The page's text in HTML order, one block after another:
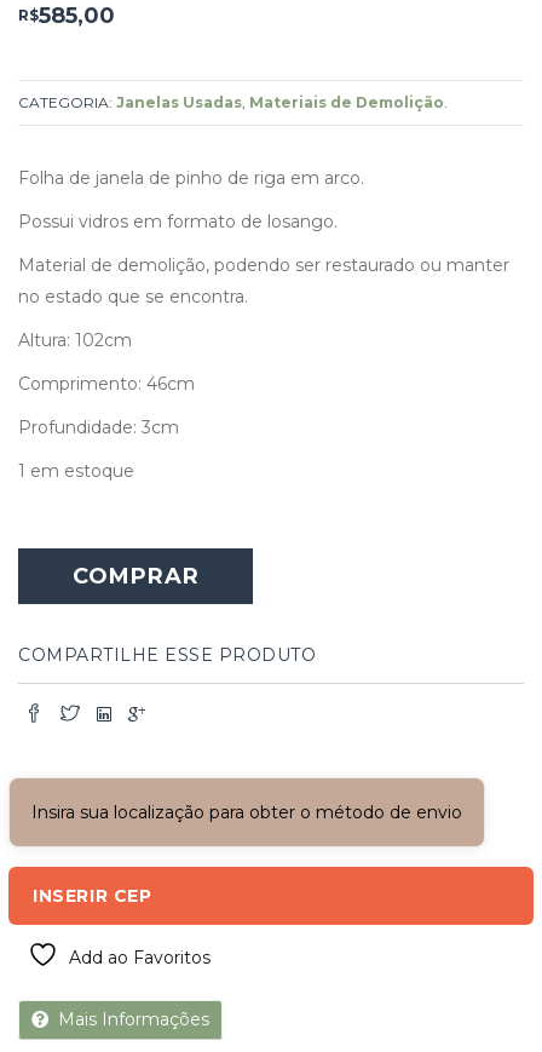
R$585,00
CATEGORIA: Janelas Usadas Materiais de Demolição
Folha de janela de pinho de riga em arco.
Possui vidros em formato de losango.
Material de demolição, podendo ser restaurado ou manter
no estado que se encontra.
Altura: 102cm
Comprimento: 46cm
Profundidade: 3cm
1 em estoque
COMPRAR
COMPARTILHE ESSE PRODUTO
Insira sua localização para obter o método de envio
INSERIR CEP
Add ao Favoritos
Mais Informações